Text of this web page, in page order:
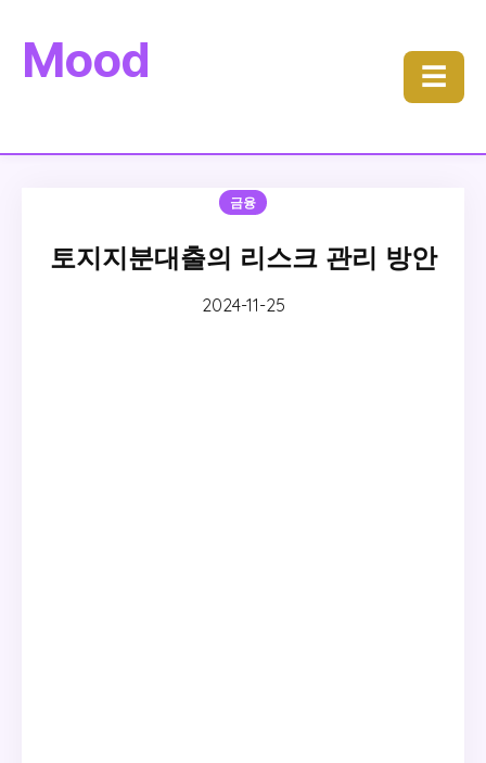
Mood ☰
금융
토지지분대출의 리스크 관리 방안
2024-11-25